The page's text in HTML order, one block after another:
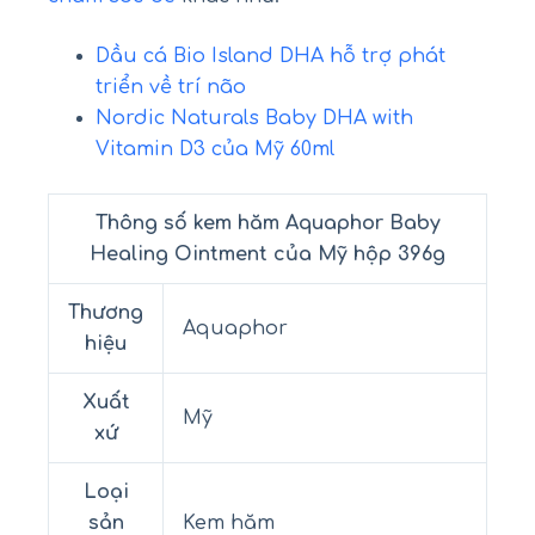
Dầu cá Bio Island DHA hỗ trợ phát
triển về trí não
Nordic Naturals Baby DHA with
Vitamin D3 của Mỹ 60ml
Thông số kem hăm Aquaphor Baby
Healing Ointment của Mỹ hộp 396g
Thương
hiệu
Aquaphor
Xuất
xứ
Mỹ
Loại
sản
Kem hăm